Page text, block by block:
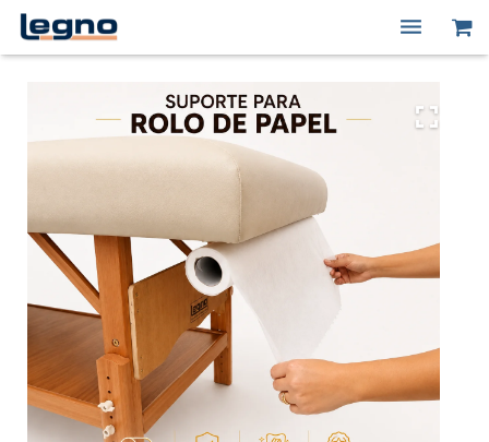
Peças de Reposição
Contato
Minha conta